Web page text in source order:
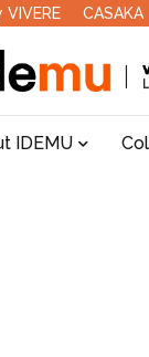
CASAKA
IDEMU